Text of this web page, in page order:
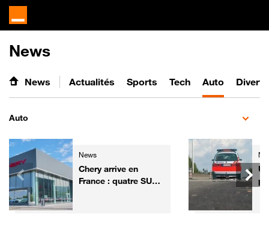
News
News Actualités Sports Tech Auto
Auto
News
Chery arrive en
France : quatre SUV